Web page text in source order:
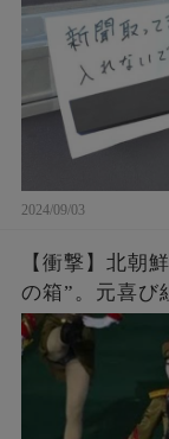
2024/09/03
【衝撃】北朝
の箱”。元喜び